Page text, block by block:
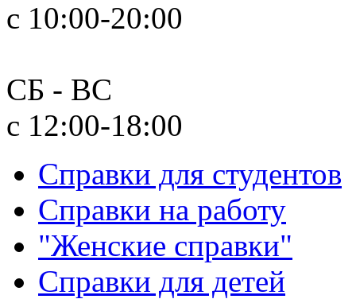
с 10:00-20:00
СБ - ВС
с 12:00-18:00
Справки для студентов
Справки на работу
"Женские справки"
Справки для детей